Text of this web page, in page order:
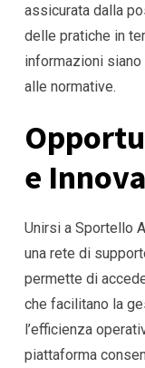
assicurata dalla
delle pratiche in
informazioni
alle normative.
e
Unirsi a Sportello
una rete di
permette di
che facilitano la
l’efficienza
piattaforma